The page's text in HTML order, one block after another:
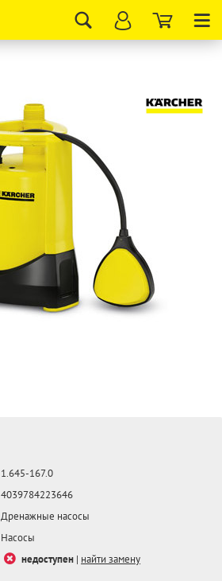
1.645-167.0
4039784223646
Дренажные насосы
Насосы
недоступен | найти замену